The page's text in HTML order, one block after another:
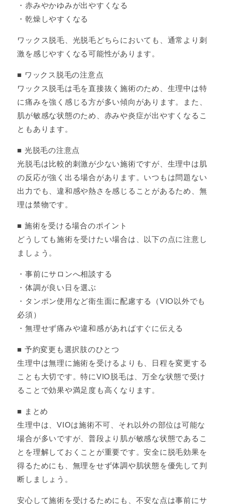
・赤みやかゆみが出やすくなる
・乾燥しやすくなる
ワックス脱毛、光脱毛どちらにおいても、通常より刺
激を感じやすくなる可能性があります。
■ ワックス脱毛の注意点
ワックス脱毛は毛を直接抜く施術のため、生理中は特
に痛みを強く感じる方が多い傾向があります。また、
肌が敏感な状態のため、赤みや炎症が出やすくなるこ
ともあります。
■ 光脱毛の注意点
光脱毛は比較的刺激が少ない施術ですが、生理中は肌
の反応が強く出る場合があります。いつもは問題ない
出力でも、違和感や熱さを感じることがあるため、無
理は禁物です。
■ 施術を受ける場合のポイント
どうしても施術を受けたい場合は、以下の点に注意し
ましょう。
・事前にサロンへ相談する
・体調が良い日を選ぶ
・タンポン使用など衛生面に配慮する（VIO以外でも
必須）
・無理せず痛みや違和感があればすぐに伝える
■ 予約変更も選択肢のひとつ
生理中は無理に施術を受けるよりも、日程を変更する
ことも大切です。特にVIO脱毛は、万全な状態で受け
ることで効果や満足度も高くなります。
■ まとめ
生理中は、VIOは施術不可、それ以外の部位は可能な
場合が多いですが、普段より肌が敏感な状態であるこ
とを理解しておくことが重要です。安全に脱毛効果を
得るためにも、無理をせず体調や肌状態を優先して判
断しましょう。
安心して施術を受けるためにも、不安な点は事前にサ